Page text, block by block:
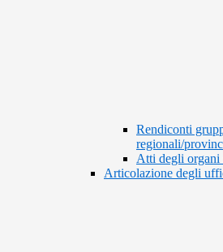
Rendiconti
regionali/
Atti degli
Articolazione degli